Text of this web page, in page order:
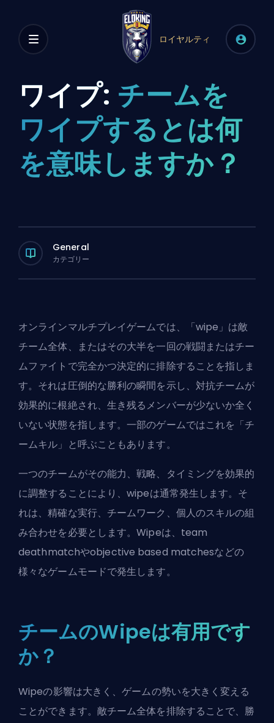
ロイヤルティ
ワイプ: チームを
ワイプするとは何
を意味しますか？
General
カテゴリー
オンラインマルチプレイゲームでは、「wipe」は敵
チーム全体、またはその大半を一回の戦闘またはチー
ムファイトで完全かつ決定的に排除することを指しま
す。それは圧倒的な勝利の瞬間を示し、対抗チームが
効果的に根絶され、生き残るメンバーが少ないか全く
いない状態を指します。一部のゲームではこれを「チ
ームキル」と呼ぶこともあります。
一つのチームがその能力、戦略、タイミングを効果的
に調整することにより、wipeは通常発生します。そ
れは、精確な実行、チームワーク、個人のスキルの組
み合わせを必要とします。Wipeは、team
deathmatchやobjective based matchesなどの
様々なゲームモードで発生します。
チームのWipeは有用です
か？
Wipeの影響は大きく、ゲームの勢いを大きく変える
ことができます。敵チーム全体を排除することで、勝